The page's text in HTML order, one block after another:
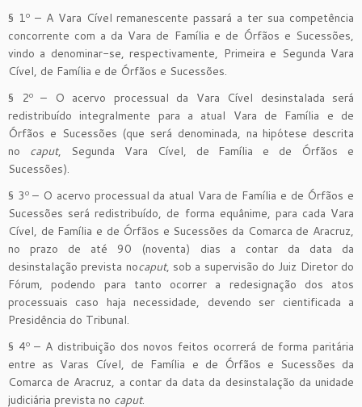
§ 1º – A Vara Cível remanescente passará a ter sua competência
concorrente com a da Vara de Família e de Órfãos e Sucessões,
vindo a denominar-se, respectivamente, Primeira e Segunda Vara
Cível, de Família e de Órfãos e Sucessões.
§ 2º – O acervo processual da Vara Cível desinstalada será
redistribuído integralmente para a atual Vara de Família e de
Órfãos e Sucessões (que será denominada, na hipótese descrita
no caput, Segunda Vara Cível, de Família e de Órfãos e
Sucessões).
§ 3º – O acervo processual da atual Vara de Família e de Órfãos e
Sucessões será redistribuído, de forma equânime, para cada Vara
Cível, de Família e de Órfãos e Sucessões da Comarca de Aracruz,
no prazo de até 90 (noventa) dias a contar da data da
desinstalação prevista nocaput, sob a supervisão do Juiz Diretor do
Fórum, podendo para tanto ocorrer a redesignação dos atos
processuais caso haja necessidade, devendo ser cientificada a
Presidência do Tribunal.
§ 4º – A distribuição dos novos feitos ocorrerá de forma paritária
entre as Varas Cível, de Família e de Órfãos e Sucessões da
Comarca de Aracruz, a contar da data da desinstalação da unidade
judiciária prevista no caput.